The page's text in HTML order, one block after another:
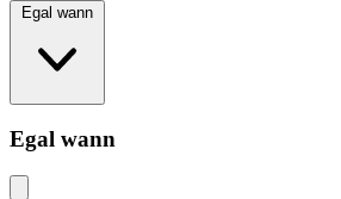
Egal wann
Egal wann